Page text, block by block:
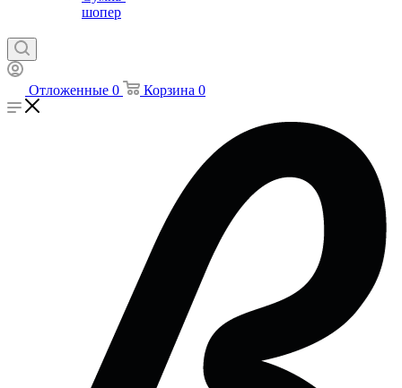
шопер
Отложенные 0 Корзина 0